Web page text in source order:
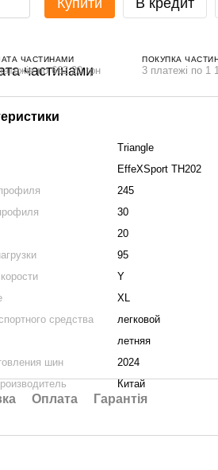
Купити В кредит
ЧАСТИНАМИ
по 662.20 грн
ПОКУПКА
3 платежі по 1
Triangle
EffeXSport TH202
245
30
20
95
Y
XL
средства
легковой
летняя
шин
2024
Китай
Оплата Гарантія